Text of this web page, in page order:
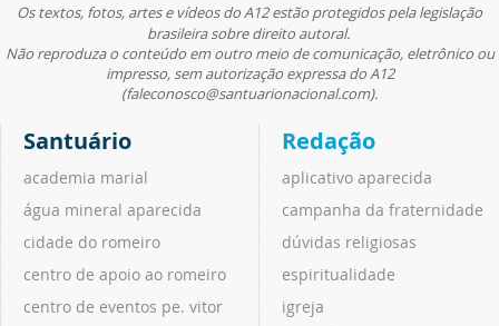
Os textos, fotos, artes e vídeos do A12 estão protegidos pela legislação
brasileira sobre direito autoral.
Não reproduza o conteúdo em outro meio de comunicação, eletrônico ou
impresso, sem autorização expressa do A12
(faleconosco@santuarionacional.com).
Santuário
academia marial
água mineral aparecida
cidade do romeiro
centro de apoio ao romeiro
centro de eventos pe. vitor
Redação
aplicativo aparecida
campanha da fraternidade
dúvidas religiosas
espiritualidade
igreja